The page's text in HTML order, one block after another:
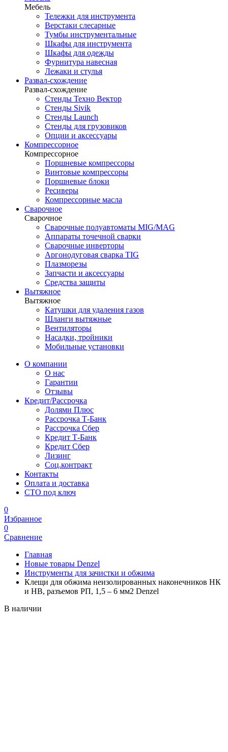
Мебель
Тележки для инструмента
Верстаки слесарные
Тумбы инструментальные
Шкафы для инструмента
Шкафы для одежды
Фурнитура навесная
Лежаки и стулья
Развал-схождение
Развал-схождение
Стенды Техно Вектор
Стенды Sivik
Стенды Launch
Стенды для грузовиков
Опции и аксессуары
Компрессорное
Компрессорное
Поршневые компрессоры
Винтовые компрессоры
Поршневые блоки
Ресиверы
Компрессорные масла
Сварочное
Сварочное
Сварочные полуавтоматы MIG/MAG
Аппараты точечной сварки
Сварочные инверторы
Аргонодуговая сварка TIG
Плазморезы
Запчасти и аксессуары
Средства защиты
Вытяжное
Вытяжное
Катушки для удаления газов
Шланги вытяжные
Вентиляторы
Насадки, тройники
Мобильные установки
О компании
О нас
Гарантии
Отзывы
Кредит/Рассрочка
Долями Плюс
Рассрочка Т-Банк
Рассрочка Сбер
Кредит Т-Банк
Кредит Сбер
Лизинг
Соц.контракт
Контакты
Оплата и доставка
СТО под ключ
0
Избранное
0
Сравнение
Главная
Новые товары Denzel
Инструменты для зачистки и обжима
Клещи для обжима неизолированных наконечников НК
и НВ, разъемов РП, 1,5 – 6 мм2 Denzel
В наличии